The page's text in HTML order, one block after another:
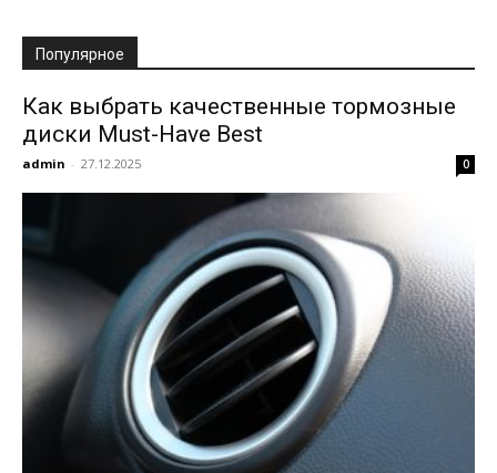
Популярное
Как выбрать качественные тормозные
диски Must-Have Best
admin - 27.12.2025 0